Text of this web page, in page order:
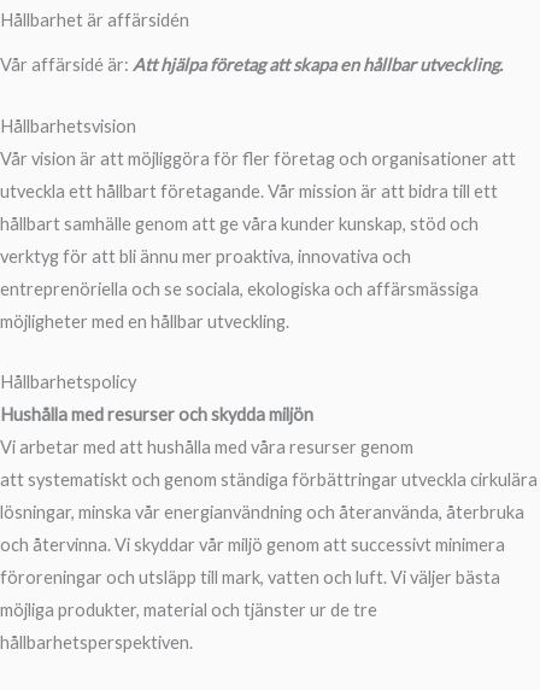
Hållbarhet är affärsidén
Vår affärsidé är: Att hjälpa företag att skapa en hållbar utveckling.
Hållbarhetsvision
Vår vision är att möjliggöra för fler företag och organisationer att
utveckla ett hållbart företagande. Vår mission är att bidra till ett
hållbart samhälle genom att ge våra kunder kunskap, stöd och
verktyg för att bli ännu mer proaktiva, innovativa och
entreprenöriella och se sociala, ekologiska och affärsmässiga
möjligheter med en hållbar utveckling.
Hållbarhetspolicy
Hushålla med resurser och skydda miljön
Vi arbetar med att hushålla med våra resurser genom
att systematiskt och genom ständiga förbättringar utveckla cirkulära
lösningar, minska vår energianvändning och återanvända, återbruka
och återvinna. Vi skyddar vår miljö genom att successivt minimera
föroreningar och utsläpp till mark, vatten och luft. Vi väljer bästa
möjliga produkter, material och tjänster ur de tre
hållbarhetsperspektiven.